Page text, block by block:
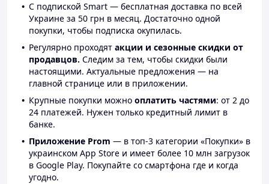
С подпиской Smart — бесплатная доставка по всей
Украине за 50 грн в месяц. Достаточно одной
покупки, чтобы подписка окупилась.
Регулярно проходят акции и сезонные скидки от
продавцов. Следим за тем, чтобы скидки были
настоящими. Актуальные предложения — на
главной странице или в приложении.
Крупные покупки можно оплатить частями: от 2 до
24 платежей. Нужен только кредитный лимит в
банке.
Приложение Prom — в топ-3 категории «Покупки» в
украинском App Store и имеет более 10 млн загрузок
в Google Play. Покупайте со смартфона где и когда
угодно.